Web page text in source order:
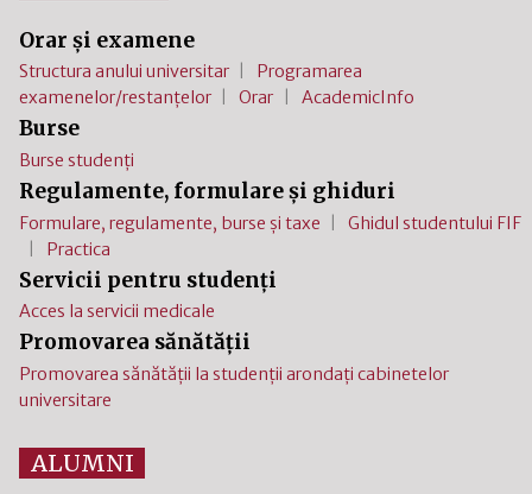
Orar și examene
Structura anului universitar
Programarea
examenelor/restanțelor
Orar AcademicInfo
Burse
Burse studenți
Regulamente, formulare și ghiduri
Formulare, regulamente, burse și taxe
Ghidul studentului FIF
Practica
Servicii pentru studenți
Acces la servicii medicale
Promovarea sănătății
Promovarea sănătății la studenții arondați cabinetelor
universitare
ALUMNI